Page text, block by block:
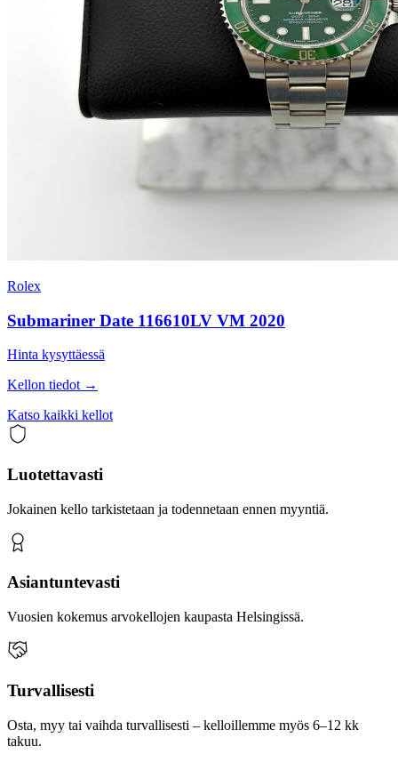
Rolex
Submariner Date 116610LV VM 2020
Hinta kysyttäessä
Kellon tiedot →
Katso kaikki kellot
Luotettavasti
Jokainen kello tarkistetaan ja todennetaan ennen myyntiä.
Asiantuntevasti
Vuosien kokemus arvokellojen kaupasta Helsingissä.
Turvallisesti
Osta, myy tai vaihda turvallisesti – kelloillemme myös 6–12 kk
takuu.